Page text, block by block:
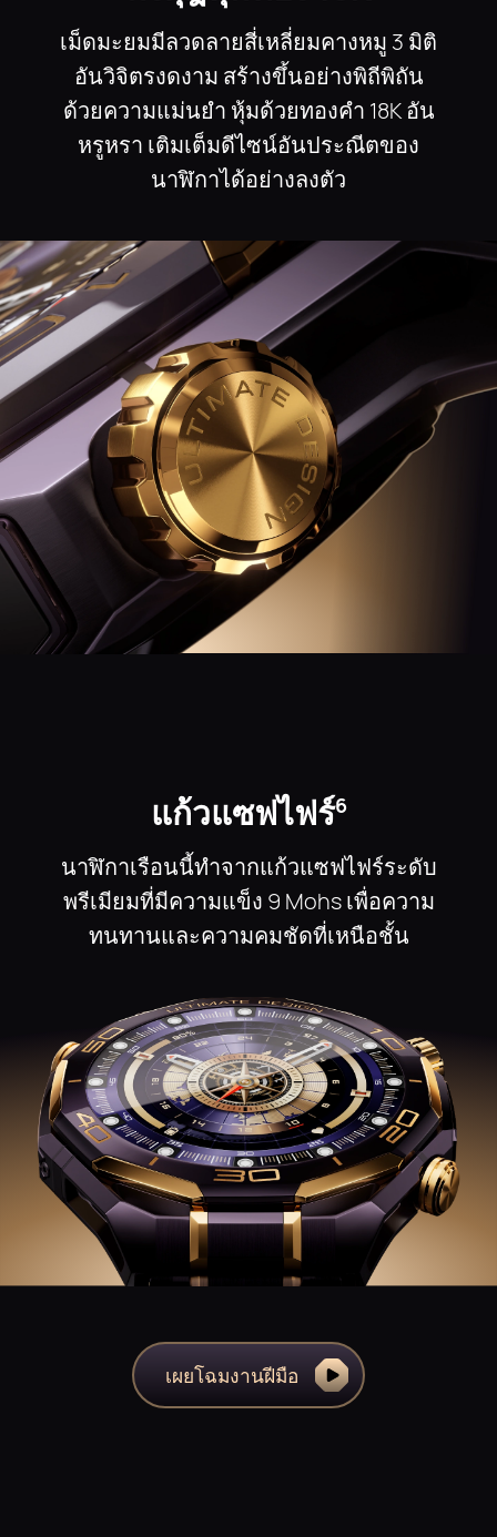
เม็ดมะยมมีลวดลายสี่เหลี่ยมคางหมู 3 มิติ
อันวิจิตรงดงาม สร้างขึ้นอย่างพิถีพิถัน
ด้วยความแม่นยํา หุ้มด้วยทองคํา 18K อัน
หรูหรา เติมเต็มดีไซน์อันประณีตของ
นาฬิกาได้อย่างลงตัว
แก้วแซฟไฟร์6
นาฬิกาเรือนนี้ทําจากแก้วแซฟไฟร์ระดับ
พรีเมียมที่มีความแข็ง 9 Mohs เพื่อความ
ทนทานและความคมชัดที่เหนือชั้น
เผยโฉมงานฝีมือ